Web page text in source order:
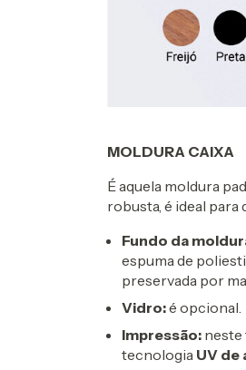
MOLDURA CAIXA
É aquela moldura
robusta, é ideal para
Fundo da
espuma de
preservada por
Vidro:é opcional.
Impressão: neste
tecnologia UV de